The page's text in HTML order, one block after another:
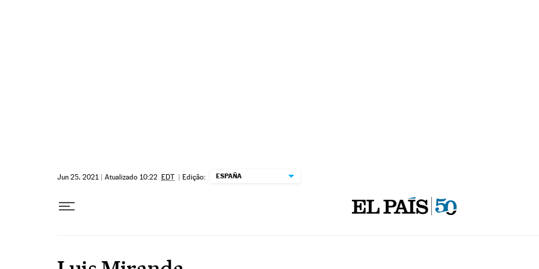
Jun 25, 2021 | Atualizado 10:22 EDT | Edição: ESPAÑA